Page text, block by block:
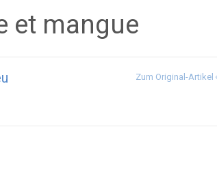
et mangue
Zum Original-Artikel